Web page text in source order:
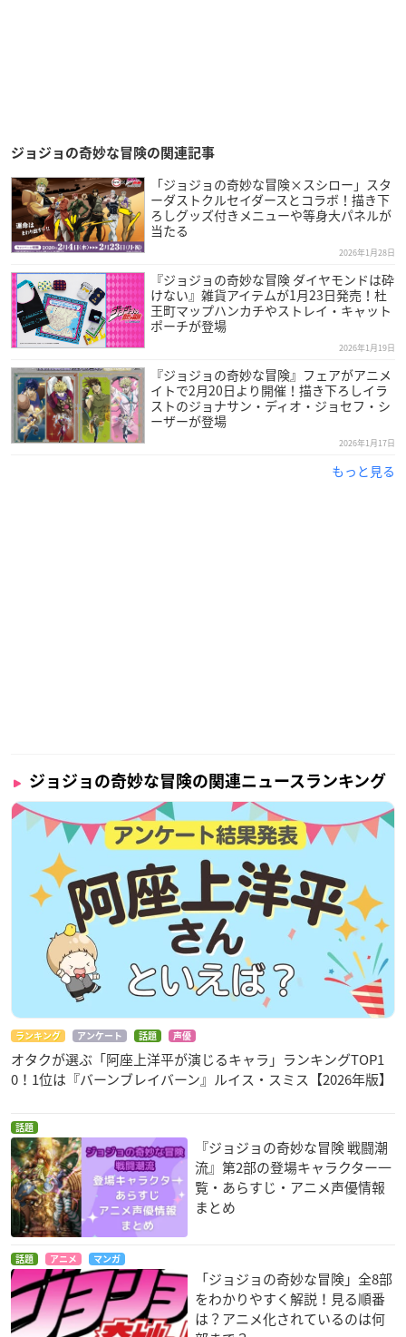
ジョジョの奇妙な冒険の関連記事
「ジョジョの奇妙な冒険×スシロー」スタ
ーダストクルセイダースとコラボ！描き下
ろしグッズ付きメニューや等身大パネルが
当たる
2026年1月28日
『ジョジョの奇妙な冒険 ダイヤモンドは砕
けない』雑貨アイテムが1月23日発売！杜
王町マップハンカチやストレイ・キャット
ポーチが登場
2026年1月19日
『ジョジョの奇妙な冒険』フェアがアニメ
イトで2月20日より開催！描き下ろしイラ
ストのジョナサン・ディオ・ジョセフ・シ
ーザーが登場
2026年1月17日
もっと見る
ジョジョの奇妙な冒険の関連ニュースランキング
ランキング アンケート 話題 声優
オタクが選ぶ「阿座上洋平が演じるキャラ」ランキングTOP1
0！1位は『バーンブレイバーン』ルイス・スミス【2026年版】
話題
『ジョジョの奇妙な冒険 戦闘潮
流』第2部の登場キャラクター一
覧・あらすじ・アニメ声優情報
まとめ
話題 アニメ マンガ
「ジョジョの奇妙な冒険」全8部
をわかりやすく解説！見る順番
は？アニメ化されているのは何